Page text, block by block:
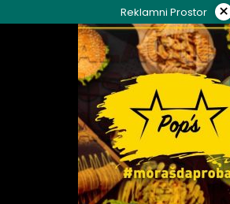
to
Reklamni Prostor ×